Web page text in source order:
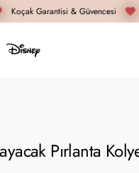
Koçak Garantisi & Güvencesi
Pırlanta